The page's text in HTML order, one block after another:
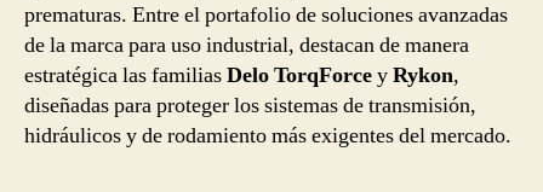
prematuras. Entre el portafolio de soluciones avanzadas
de la marca para uso industrial, destacan de manera
estratégica las familiasDelo TorqForceyRykon,
diseñadas para proteger los sistemas de transmisión,
hidráulicos y de rodamiento más exigentes del mercado.